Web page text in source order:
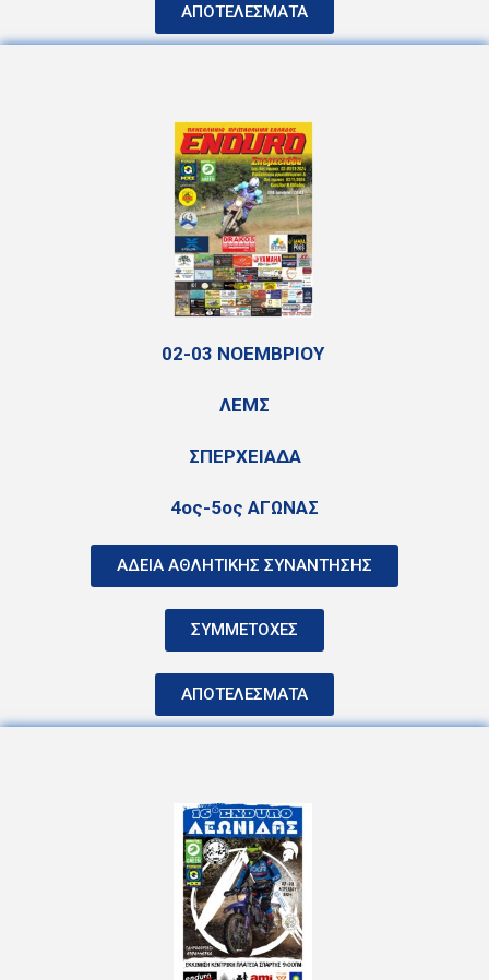
ΑΠΟΤΕΛΕΣΜΑΤΑ
02-03 ΝΟΕΜΒΡΙΟΥ
ΛΕΜΣ
ΣΠΕΡΧΕΙΑΔΑ
4ος-5ος ΑΓΩΝΑΣ
ΑΔΕΙΑ ΑΘΛΗΤΙΚΗΣ ΣΥΝΑΝΤΗΣΗΣ
ΣΥΜΜΕΤΟΧΕΣ
ΑΠΟΤΕΛΕΣΜΑΤΑ